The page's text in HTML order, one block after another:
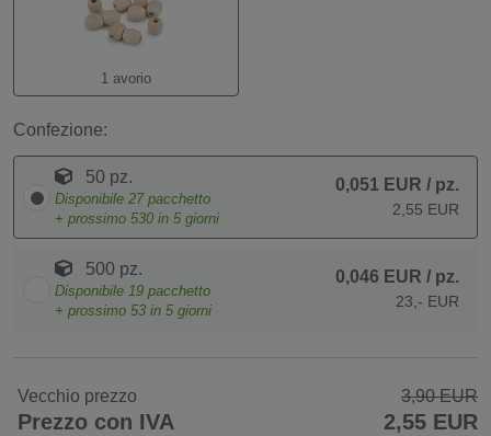
1 avorio
Confezione:
50 pz.
Disponibile 27 pacchetto
+ prossimo 530 in 5 giorni
0,051 EUR / pz.
2,55 EUR
500 pz.
Disponibile 19 pacchetto
+ prossimo 53 in 5 giorni
0,046 EUR / pz.
23,- EUR
Vecchio prezzo 3,90 EUR
Prezzo con IVA 2,55 EUR